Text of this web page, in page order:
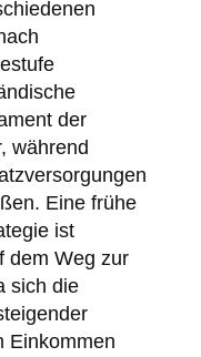
der
während
Eine frühe
ist
dem Weg zur
sich die
Einkommen